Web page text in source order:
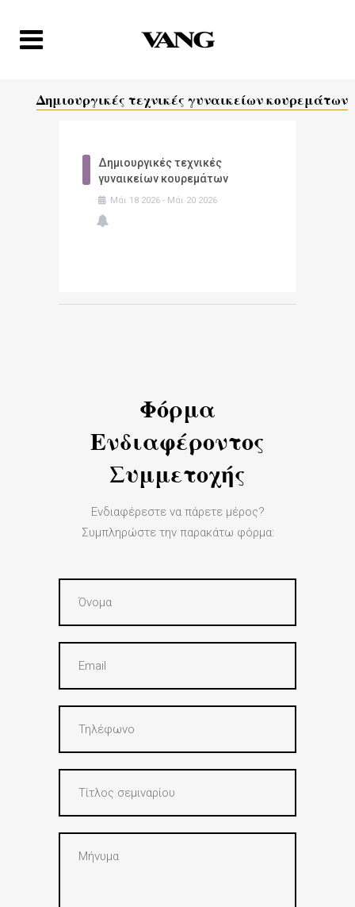
Δημιουργικές τεχνικές γυναικείων κουρεμάτων
Δημιουργικές τεχνικές
γυναικείων κουρεμάτων
Μάι 18 2026 - Μάι 20 2026
Φόρμα
Ενδιαφέροντος
Συμμετοχής
Ενδιαφέρεστε να πάρετε μέρος?
Συμπληρώστε την παρακάτω φόρμα: